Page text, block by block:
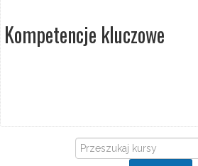
Kompetencje kluczowe
Przeszukaj
kursy